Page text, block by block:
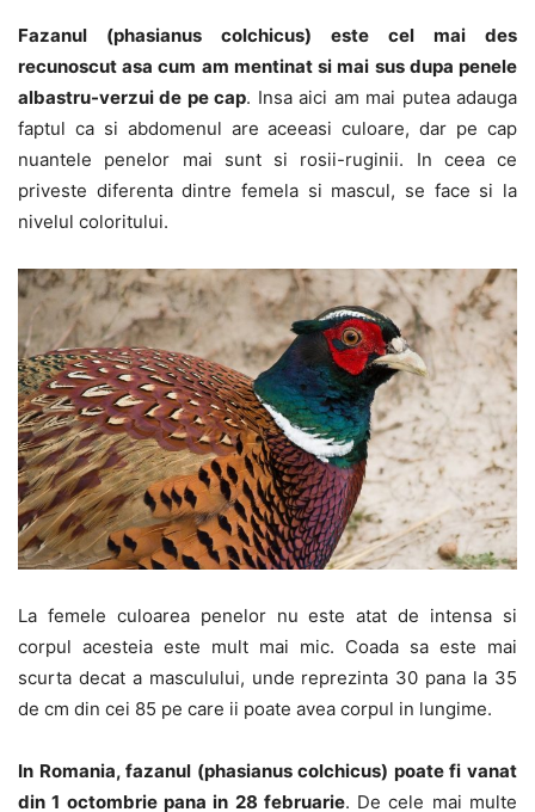
Fazanul (phasianus colchicus) este cel mai des
recunoscut asa cum am mentinat si mai sus dupa penele
albastru-verzui de pe cap. Insa aici am mai putea adauga
faptul ca si abdomenul are aceeasi culoare, dar pe cap
nuantele penelor mai sunt si rosii-ruginii. In ceea ce
priveste diferenta dintre femela si mascul, se face si la
nivelul coloritului.
La femele culoarea penelor nu este atat de intensa si
corpul acesteia este mult mai mic. Coada sa este mai
scurta decat a masculului, unde reprezinta 30 pana la 35
de cm din cei 85 pe care ii poate avea corpul in lungime.
In Romania, fazanul (phasianus colchicus) poate fi vanat
din 1 octombrie pana in 28 februarie. De cele mai multe